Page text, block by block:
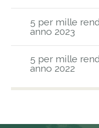
5 per mille
anno 2023
5 per mille
anno 2022